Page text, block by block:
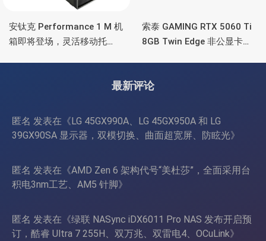
安钛克 Performance 1 M 机
箱即将登场，灵活移动托
索泰 GAMING RTX 5060 Ti
8GB Twin Edge 非公显卡，
最新评论
匿名 发表在《 LG 45GX990A、LG 45GX950A 和 LG
39GX90SA 显示器，双模切换、曲面超宽屏、防眩光》
匿名 发表在《AMD Zen 6 架构代号“美杜莎”，全面采用台
积电3nm工艺、AM5 针脚》
匿名 发表在《绿联 NASync iDX6011 Pro NAS 发布开启预
订，酷睿 Ultra 7 255H、双万兆、双雷电4、OCuLink》